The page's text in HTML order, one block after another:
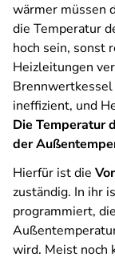
wärmer müssen
die Temperatur
hoch sein, sonst
Heizleitungen
ineffizient, und
Die Temperatur
der
Hierfür ist die
zuständig. In ihr
programmiert,
wird. Meist noch